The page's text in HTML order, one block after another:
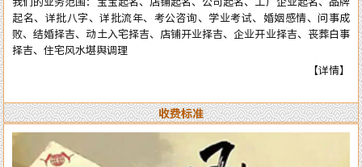
起名、详批八字、详批流年、考公咨询、学业考试、婚姻感情、问事成
败、结婚择吉、动土入宅择吉、店铺开业择吉、企业开业择吉、丧葬白事
择吉、住宅风水堪舆调理
【详情】
收费标准